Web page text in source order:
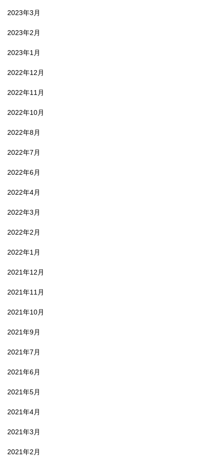
2023年3月
2023年2月
2023年1月
2022年12月
2022年11月
2022年10月
2022年8月
2022年7月
2022年6月
2022年4月
2022年3月
2022年2月
2022年1月
2021年12月
2021年11月
2021年10月
2021年9月
2021年7月
2021年6月
2021年5月
2021年4月
2021年3月
2021年2月